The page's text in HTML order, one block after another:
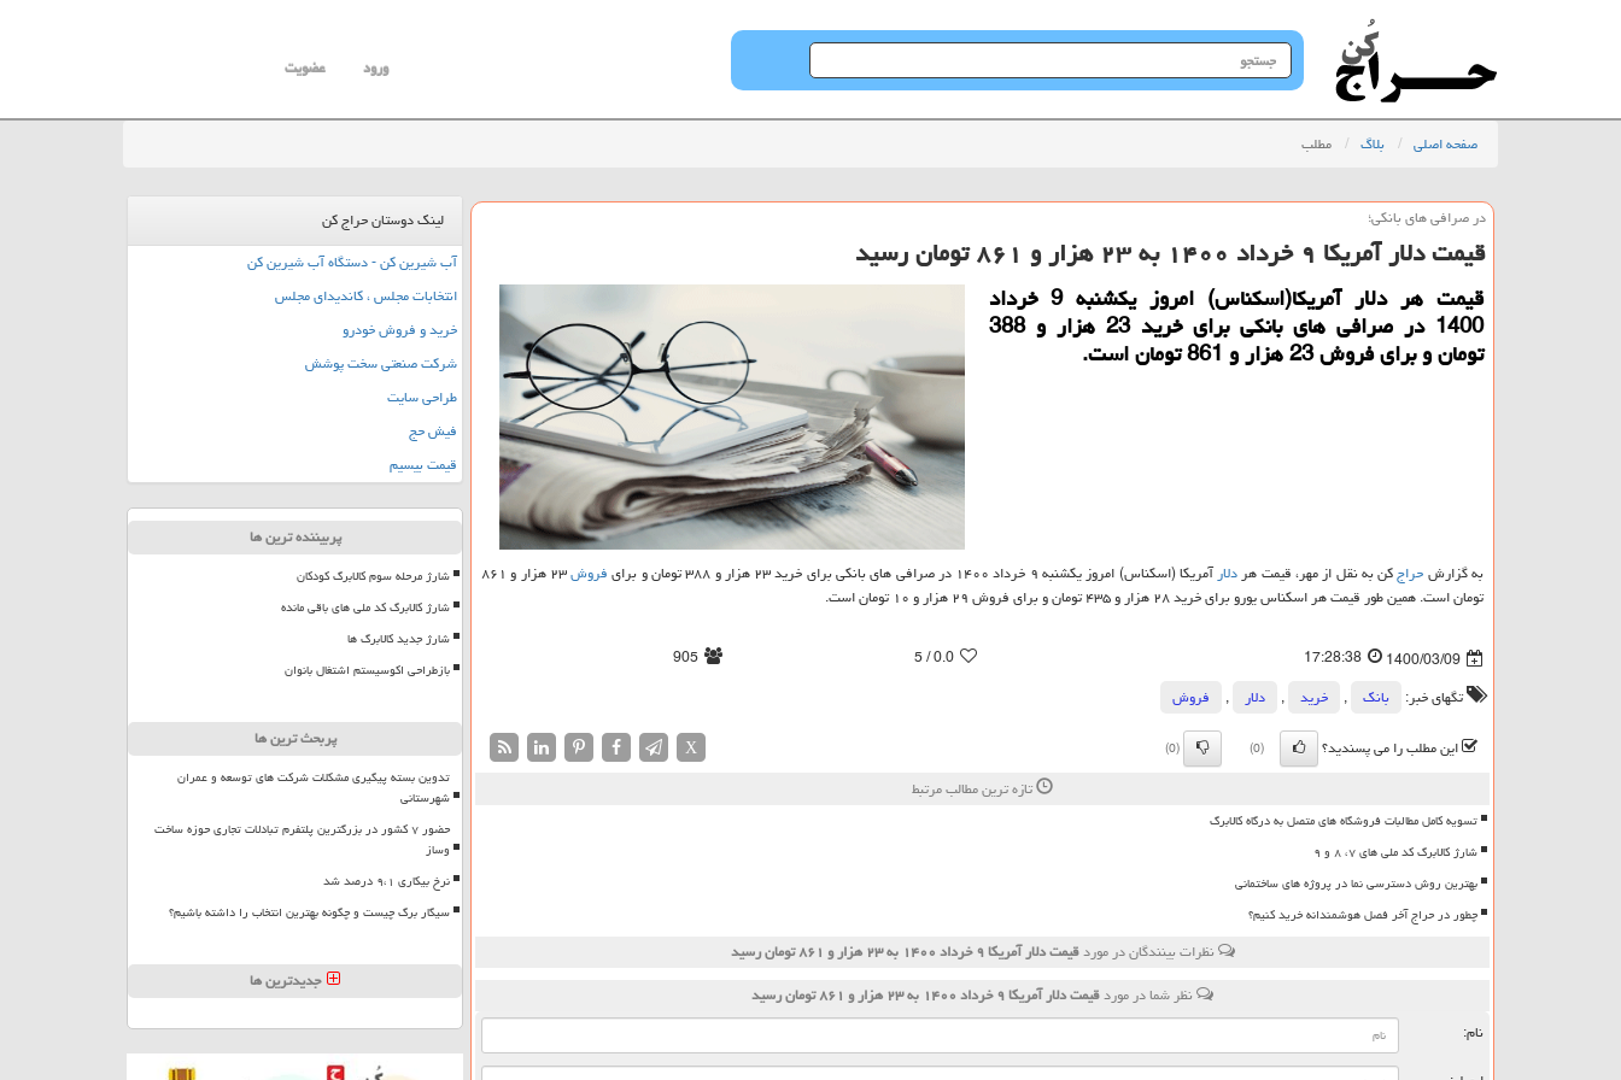
جستجو
در
ورود عضویت
صفحه اصلی بلاگ مطلب
در صرافی های بانكی؛
قیمت دلار آمریكا ۹ خرداد ۱۴۰۰ به ۲۳ هزار و ۸۶۱ تومان رسید
قیمت هر دلار آمریکا(اسکناس) امروز یکشنبه 9 خرداد
1400 در صرافی های بانکی برای خرید 23 هزار و 388
تومان و برای فروش 23 هزار و 861 تومان است.
به گزارشحراجکن به نقل از مهر، قیمت هردلارآمریکا (اسکناس) امروز یکشنبه ۹ خرداد ۱۴۰۰ در صرافی های بانکی برای خرید ۲۳ هزار و ۳۸۸ تومان و برای فروش
۲۳ هزار و ۸۶۱
تومان است. همین طور قیمت هر اسکناس یورو برای خرید ۲۸ هزار و ۴۳۵ تومان و برای فروش ۲۹ هزار و ۱۰ تومان است.
1400/03/09
17:28:38
0.0
/ 5
905
تگهای خبر:
بانك , خرید , دلار ,
فروش
این مطلب را می پسندید؟
(0)
(0)
X
تازه ترین مطالب مرتبط
تسویه کامل مطالبات فروشگاه های متصل به درگاه کالابرگ
شارژ کالابرگ کد ملی های ۷، ۸ و ۹
بهترین روش دسترسی نما در پروژه های ساختمانی
چطور در حراج آخر فصل هوشمندانه خرید کنیم؟
نظرات بینندگان در موردقیمت دلار آمریكا ۹ خرداد ۱۴۰۰ به ۲۳ هزار و ۸۶۱ تومان رسید
نظر شما در موردقیمت دلار آمریكا ۹ خرداد ۱۴۰۰ به ۲۳ هزار و ۸۶۱ تومان رسید
نام:
لینک دوستان حراج کن
آب شیرین کن - دستگاه آب شیرین کن
انتخابات مجلس ، کاندیدای مجلس
خرید و فروش خودرو
شرکت صنعتی سخت پوشش
طراحی سایت
فیش حج
قیمت بیسیم
پربیننده ترین ها
شارژ مرحله سوم کالابرگ کودکان
شارژ کالابرگ کد ملی های باقی مانده
شارژ جدید کالابرگ ها
بازطراحی اکوسیستم اشتغال بانوان
پربحث ترین ها
تدوین بسته پیگیری مشکلات شرکت های توسعه و عمران
شهرستانی
حضور ۷ کشور در بزرگترین پلتفرم تبادلات تجاری حوزه ساخت
وساز
نرخ بیکاری ۹،۱ درصد شد
سیگار برگ چیست و چگونه بهترین انتخاب را داشته باشیم؟
جدیدترین ها